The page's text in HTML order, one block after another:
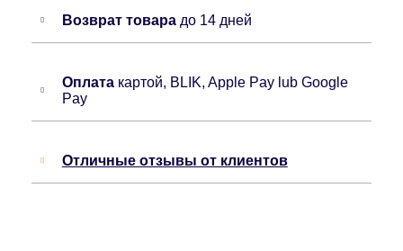
Возврат товара до 14 дней
Оплата картой, BLIK, Apple Pay lub Google
Pay
Отличные отзывы от клиентов